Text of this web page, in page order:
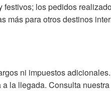
los pedidos
más para otros destinos
ni impuestos
la llegada. Consulta